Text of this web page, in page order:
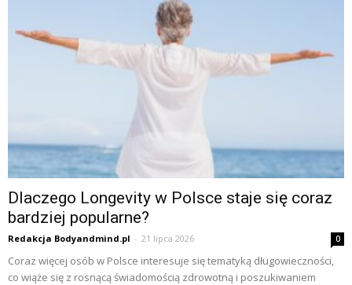
Dlaczego Longevity w Polsce staje się coraz
bardziej popularne?
Redakcja Bodyandmind.pl - 21 lipca 2026 0
Coraz więcej osób w Polsce interesuje się tematyką długowieczności,
co wiąże się z rosnącą świadomością zdrowotną i poszukiwaniem